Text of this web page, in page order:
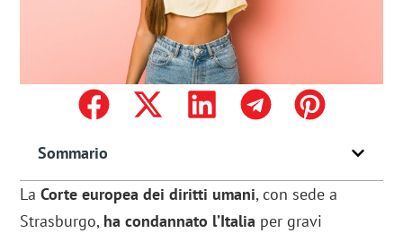
Sommario
LaCorte europea dei diritti umani, con sede a
Strasburgo, ha condannato l’Italia per gravi